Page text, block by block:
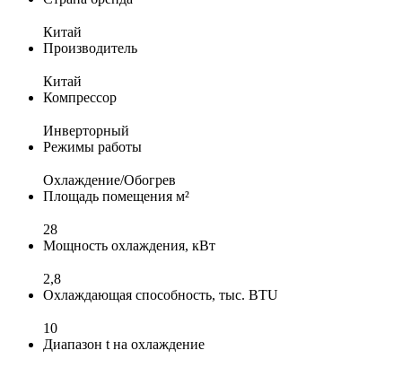
Китай
Производитель
Китай
Компрессор
Инверторный
Режимы работы
Охлаждение/Обогрев
Площадь помещения м²
28
Мощность охлаждения, кВт
2,8
Охлаждающая способность, тыс. BTU
10
Диапазон t на охлаждение